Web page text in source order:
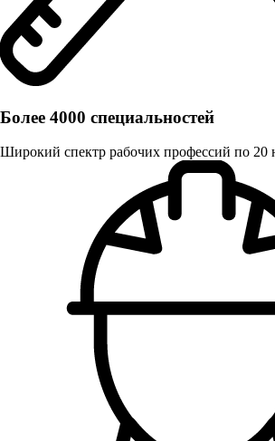
Более 4000 специальностей
Широкий спектр рабочих профессий по 20